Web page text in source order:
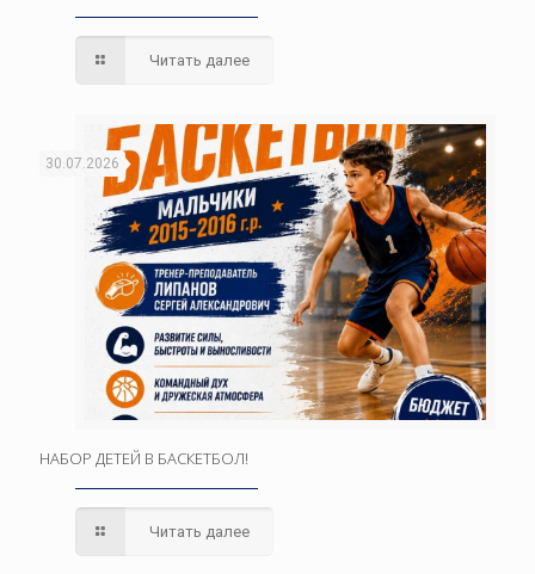
Читать далее
30.07.2026
НАБОР ДЕТЕЙ В БАСКЕТБОЛ!
Читать далее